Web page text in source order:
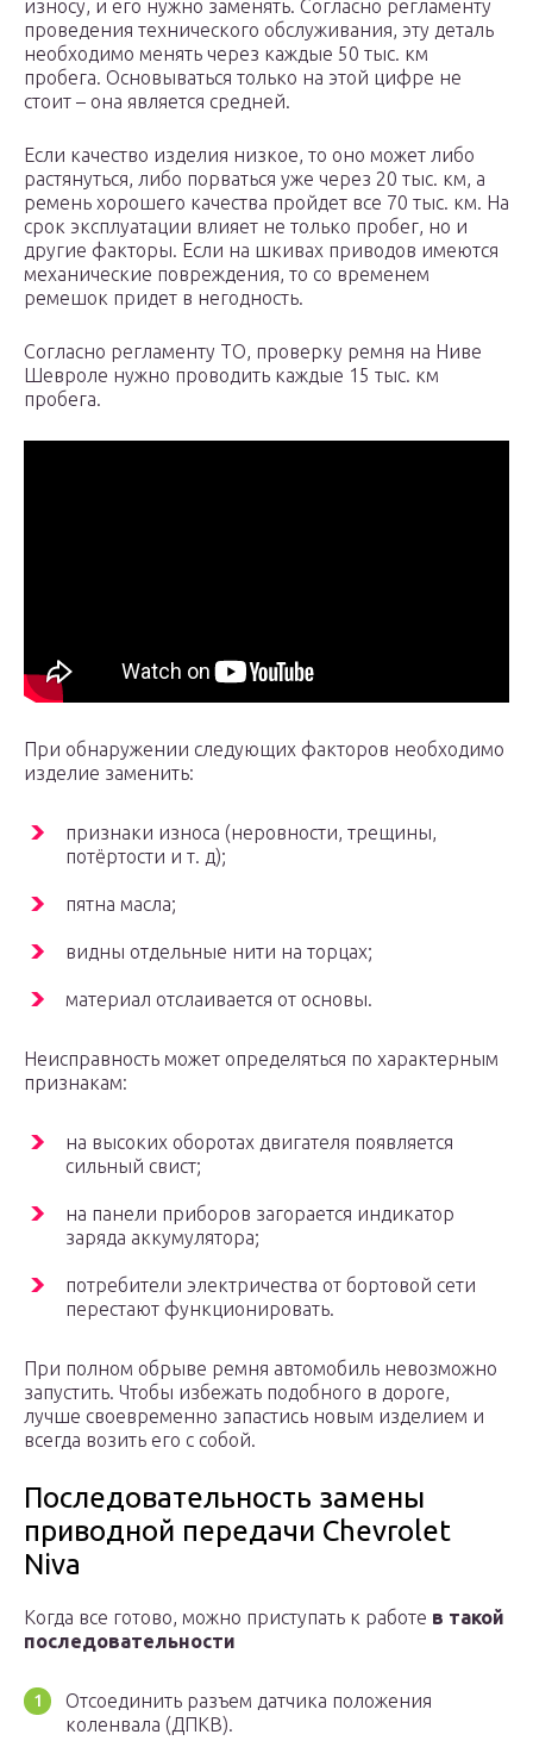
износу, и его нужно заменять. Согласно регламенту
проведения технического обслуживания, эту деталь
необходимо менять через каждые 50 тыс. км
пробега. Основываться только на этой цифре не
стоит – она является средней.
Если качество изделия низкое, то оно может либо
растянуться, либо порваться уже через 20 тыс. км, а
ремень хорошего качества пройдет все 70 тыс. км. На
срок эксплуатации влияет не только пробег, но и
другие факторы. Если на шкивах приводов имеются
механические повреждения, то со временем
ремешок придет в негодность.
Согласно регламенту ТО, проверку ремня на Ниве
Шевроле нужно проводить каждые 15 тыс. км
пробега.
При обнаружении следующих факторов необходимо
изделие заменить:
признаки износа (неровности, трещины,
потёртости и т. д);
пятна масла;
видны отдельные нити на торцах;
материал отслаивается от основы.
Неисправность может определяться по характерным
признакам:
на высоких оборотах двигателя появляется
сильный свист;
на панели приборов загорается индикатор
заряда аккумулятора;
потребители электричества от бортовой сети
перестают функционировать.
При полном обрыве ремня автомобиль невозможно
запустить. Чтобы избежать подобного в дороге,
лучше своевременно запастись новым изделием и
всегда возить его с собой.
Последовательность замены
приводной передачи Chevrolet
Niva
Когда все готово, можно приступать к работе в такой
последовательности
Отсоединить разъем датчика положения
коленвала (ДПКВ).